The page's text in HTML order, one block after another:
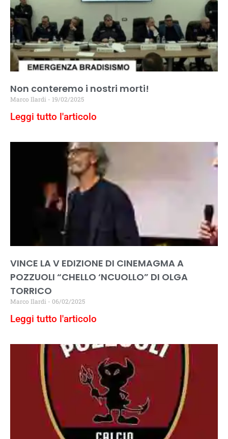
Non conteremo i nostri morti!
Marco Ilardi 19/02/2025
Leggi tutto l'articolo
VINCE LA V EDIZIONE DI CINEMAGMA A
POZZUOLI “CHELLO ‘NCUOLLO” DI OLGA
TORRICO
Marco Ilardi 06/02/2025
Leggi tutto l'articolo